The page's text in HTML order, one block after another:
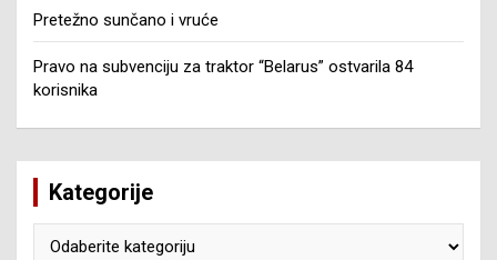
Pretežno sunčano i vruće
Pravo na subvenciju za traktor “Belarus” ostvarila 84
korisnika
Kategorije